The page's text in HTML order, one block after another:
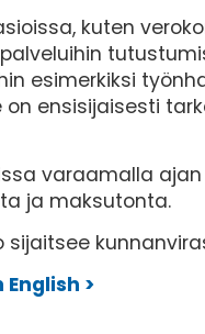
kuten
esimerkiksi
ensisijaisesti
varaamalla
ja maksutonta.
>